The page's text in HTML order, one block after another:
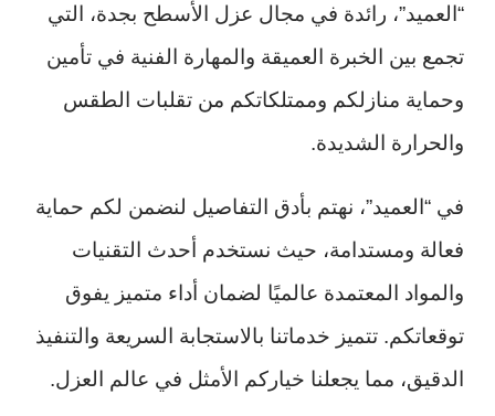
“العميد”، رائدة في مجال عزل الأسطح بجدة، التي
تجمع بين الخبرة العميقة والمهارة الفنية في تأمين
وحماية منازلكم وممتلكاتكم من تقلبات الطقس
والحرارة الشديدة.
في “العميد”، نهتم بأدق التفاصيل لنضمن لكم حماية
فعالة ومستدامة، حيث نستخدم أحدث التقنيات
والمواد المعتمدة عالميًا لضمان أداء متميز يفوق
توقعاتكم. تتميز خدماتنا بالاستجابة السريعة والتنفيذ
الدقيق، مما يجعلنا خياركم الأمثل في عالم العزل.